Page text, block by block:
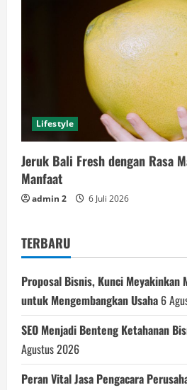
Lifestyle
Jeruk Bali Fresh dengan Rasa
Manfaat
admin 2 6 Juli 2026
TERBARU
Proposal Bisnis, Kunci
untuk Mengembangkan Usaha 6
SEO Menjadi Benteng Ketahanan
Agustus 2026
Peran Vital Jasa Pengacara